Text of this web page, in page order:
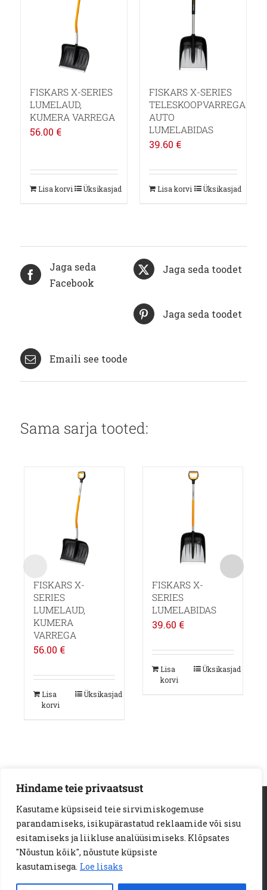
Hindame teie privaatsust
Kasutame küpsiseid teie sirvimiskogemuse
parandamiseks, isikupärastatud reklaamide või sisu
esitamiseks ja liikluse analüüsimiseks. Klõpsates
"Nõustun kõik", nõustute küpsiste
kasutamisega. Loe lisaks
FISKARS X-SERIES
LUMELAUD,
KUMERA VARREGA
56.00 €
Lisa korvi Üksikasjad
FISKARS X-SERIES
TELESKOOPVARREGA
AUTO
LUMELABIDAS
39.60 €
Lisa korvi Üksikasjad
Jaga seda
Facebook
Jaga seda toodet
Jaga seda toodet
Emaili see toode
Sama sarja tooted:
FISKARS X-
SERIES
LUMELAUD,
KUMERA
VARREGA
56.00 €
Lisa
korvi
Üksikasjad
FISKARS X-
SERIES
LUMELABIDAS
39.60 €
Lisa
korvi
Üksikasjad
AS Loodus Invest | Viljandi mnt. 18a | 11216 Tallinn
+372 6722 123
info@loodusinvest.ee
© Copyright 2023 | Loodus Invest AS | All Rights Reserved |
E-POE MÜÜGITINGIMUSED
PRIVAATSUSPOLIITIKA
KÜPSISED